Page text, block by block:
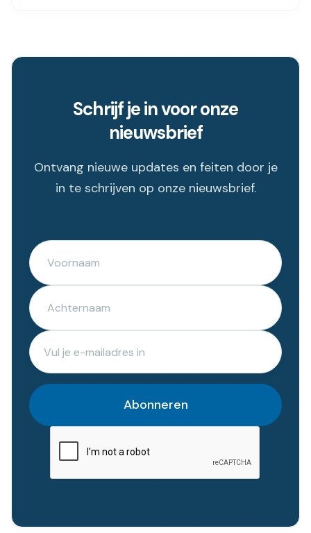
Schrijf je in voor onze
nieuwsbrief
Ontvang nieuwe updates en feiten door je
in te schrijven op onze nieuwsbrief.